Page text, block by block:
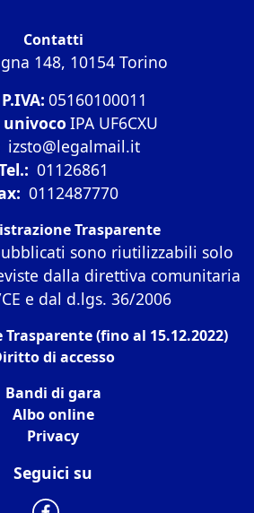
Contatti
148, 10154 Torino
05160100011
univoco IPA UF6CXU
izsto@legalmail.it
01126861
0112487770
Trasparente
sono riutilizzabili solo
dalla direttiva comunitaria
e dal d.lgs. 36/2006
(fino al 15.12.2022)
di accesso
Bandi di gara
Albo online
Privacy
Seguici su